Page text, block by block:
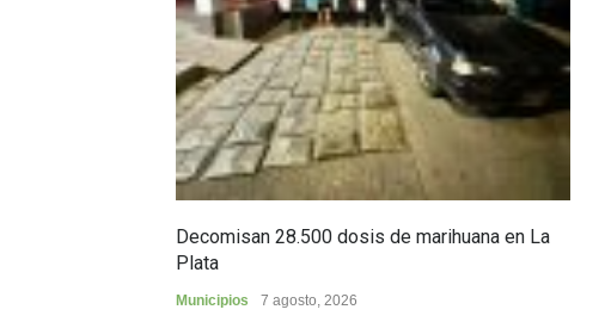
Decomisan 28.500 dosis de marihuana en La
Plata
Municipios 7 agosto, 2026